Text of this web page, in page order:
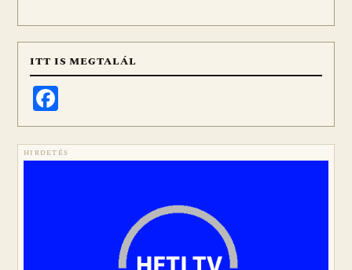
ITT IS MEGTALÁL
HIRDETÉS